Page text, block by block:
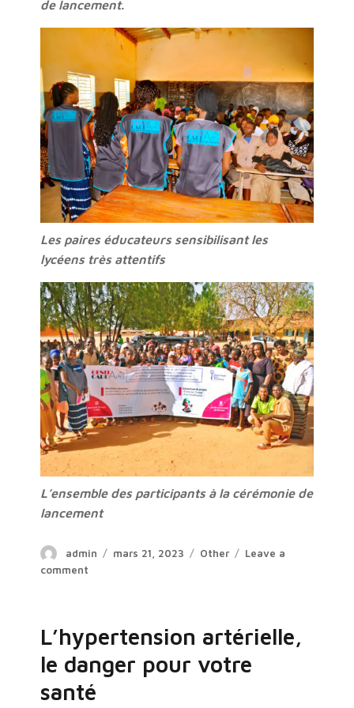
de lancement.
Les paires éducateurs sensibilisant les
lycéens très attentifs
L’ensemble des participants à la cérémonie de
lancement
Author
admin
Posted
mars 21, 2023 Categories
Other
Leave a
comment
𝐥𝐚
𝐯𝐢𝐞
𝐟𝐚𝐦𝐢𝐥𝐢𝐚𝐥𝐞
𝐝𝐚𝐧𝐬
𝐥𝐚
L’hypertension artérielle,
le danger pour votre
santé